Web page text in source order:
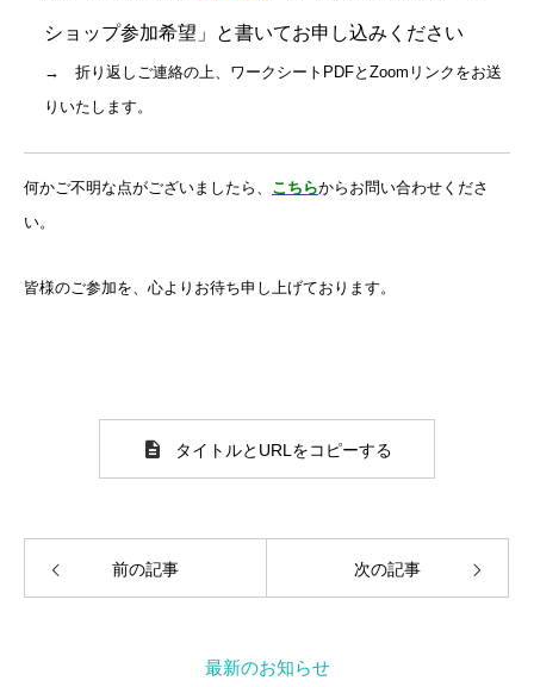
ショップ参加希望」と書いてお申し込みください
→ 折り返しご連絡の上、ワークシートPDFとZoomリンクをお送
りいたします。
何かご不明な点がございましたら、 こちらからお問い合わせくださ
い。
皆様のご参加を、心よりお待ち申し上げております。
タイトルとURLをコピーする
前の記事 次の記事
最新のお知らせ